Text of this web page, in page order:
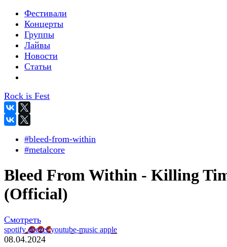
Фестивали
Концерты
Группы
Лайвы
Новости
Статьи
Rock is Fest
#bleed-from-within
#metalcore
Bleed From Within - Killing
(Official)
Смотреть
spotifydeezeryoutube-music apple
08.04.2024